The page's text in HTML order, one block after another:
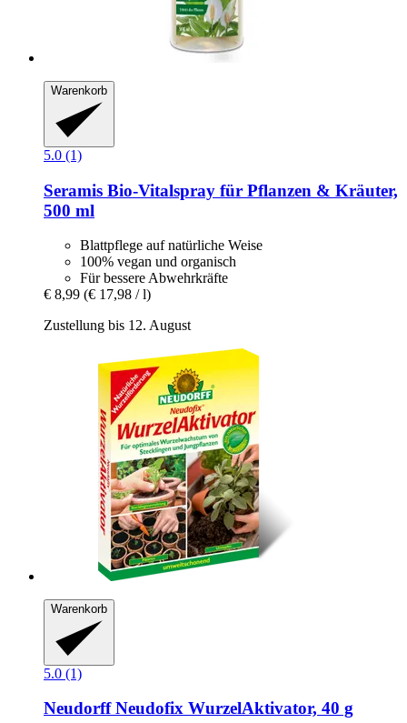
Warenkorb
5.0 (1)
Seramis Bio-​Vitalspray für Pflanzen & Kräuter,
500 ml
Blattpflege auf natürliche Weise
100% vegan und organisch
Für bessere Abwehrkräfte
€ 8,99 (€ 17,98 / l)
Zustellung bis 12. August
Warenkorb
5.0 (1)
NeudorffNeudofix WurzelAktivator, 40 g